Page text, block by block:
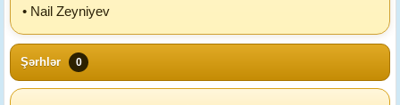
• Nail Zeyniyev
Şərhlər 0